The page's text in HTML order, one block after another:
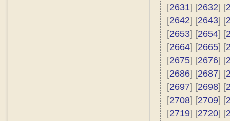
[2631] [2632] [
[2642] [2643] [
[2653] [2654] [
[2664] [2665] [
[2675] [2676] [
[2686] [2687] [
[2697] [2698] [
[2708] [2709] [
[2719] [2720] [